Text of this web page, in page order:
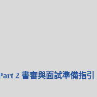
2 書審與面試準備指引